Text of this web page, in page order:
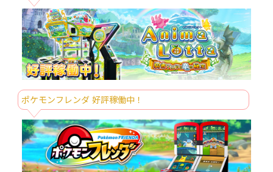
8/26～
サラブレッドコレクションファンファー
レぬいぐるみ（ライスシャワー・ゴール
ドシップ）
8/26～
ズートピア WE LOVE YOU! -Nick Wilde-
トラベルバッグ
8/27～
サンリオキャラクターズ ハオハオネオン
タウンひんやりかごバッグ
8/27～
ディズニー＆ピクサーキャラクター おさ
んぽバッグ～ディズニー マリー／ディズ
ニー スティッチ／ベイマックス／ハム～
ポケモンフレンダ 好評稼働中！